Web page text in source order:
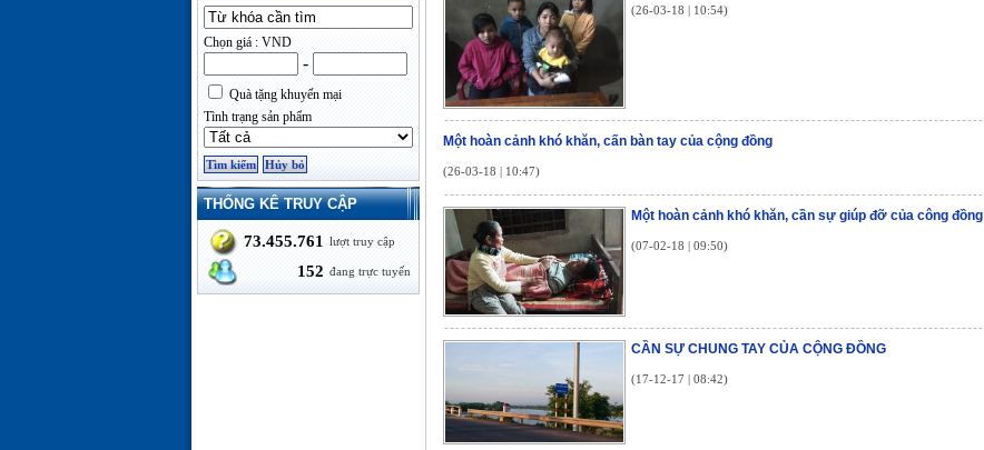
Chọn giá : VND
-
Quà tặng khuyến mại
Tình trạng sản phẩm
THỐNG KÊ TRUY CẬP
73.455.761 lượt truy cập
152 đang trực tuyến
(26-03-18 | 10:54)
Một hoàn cảnh khó khăn, cấn bàn tay của cộng đồng
(26-03-18 | 10:47)
Một hoàn cảnh khó khăn, cần sự giúp đỡ của công đồng
(07-02-18 | 09:50)
CẦN SỰ CHUNG TAY CỦA CỘNG ĐỒNG
(17-12-17 | 08:42)